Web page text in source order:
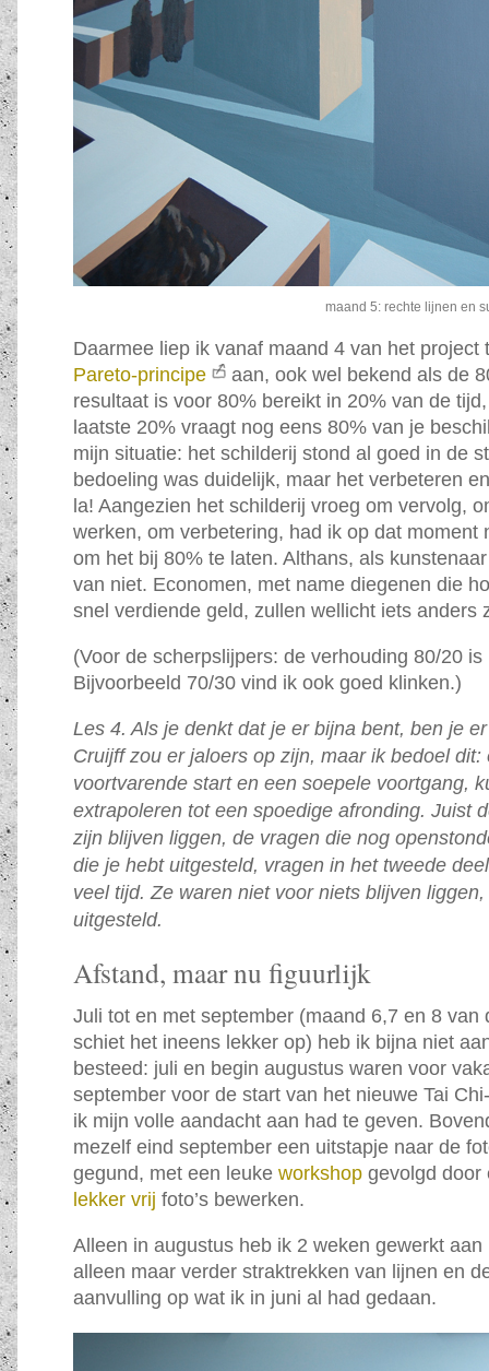
maand 5: rechte lijnen en
Daarmee liep ik vanaf maand 4 van het project
Pareto-principe
aan, ook wel bekend als de
resultaat is voor 80% bereikt in 20% van de
laatste 20% vraagt nog eens 80% van je
mijn situatie: het schilderij stond al goed in de
bedoeling was duidelijk, maar het verbeteren
la! Aangezien het schilderij vroeg om vervolg,
werken, om verbetering, had ik op dat moment
om het bij 80% te laten. Althans, als
van niet. Economen, met name diegenen die
snel verdiende geld, zullen wellicht iets anders
(Voor de scherpslijpers: de verhouding 80/20
Bijvoorbeeld 70/30 vind ik ook goed klinken.)
Les 4. Als je denkt dat je er bijna bent, ben je
Cruijff zou er jaloers op zijn, maar ik bedoel dit:
voortvarende start en een soepele voortgang,
extrapoleren tot een spoedige afronding. Juist
zijn blijven liggen, de vragen die nog
die je hebt uitgesteld, vragen in het tweede
veel tijd. Ze waren niet voor niets blijven
uitgesteld.
Afstand, maar nu figuurlijk
Juli tot en met september (maand 6,7 en 8 van
schiet het ineens lekker op) heb ik bijna niet
besteed: juli en begin augustus waren voor
september voor de start van het nieuwe Tai
ik mijn volle aandacht aan had te geven.
mezelf eind september een uitstapje naar de
gegund, met een leuke workshop gevolgd door
lekker vrij foto’s bewerken.
Alleen in augustus heb ik 2 weken gewerkt
alleen maar verder straktrekken van lijnen en
aanvulling op wat ik in juni al had gedaan.